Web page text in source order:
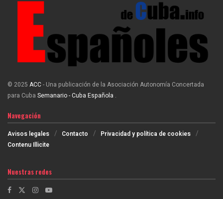
© 2025 ACC- Una publicación de la Asociación Autonomía Concertada
para Cuba Semanario - Cuba Española .
Navegación
Avisos legales Contacto
Privacidad y política de cookies
Contenu Illicite
Nuestras redes